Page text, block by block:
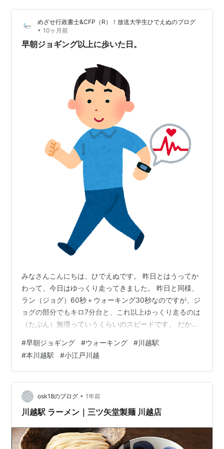
ですが、10:30～21:00までの毎正時になると川越祭囃子
が流れ、人形が出てきます。毎正時になったら足を止め
てみるといいと思います。 クレアモールの入口まで出て
きました。 …
めざせ行政書士&CFP（R）！放送大学生ひでえぬのブログ
• 10ヶ月前
早朝ジョギング以上に歩いた日。
みなさんこんにちは、ひでえぬです。 昨日とはうってか
わって、今日はゆっくり走ってきました。 昨日と同様、
ラン（ジョグ）60秒＋ウォーキング30秒なのですが、ジ
ョグの部分でもキロ7分台と、これ以上ゆっくり走るのは
（たぶん）無理っていうくらいのスピードです。 だから
→オレンジ→赤の順に心拍数が高くなります。 ちなみに
昨日のデータだと、 心拍数が20bpm、ペースがキロ2分
も違います。 当然グラフの色も、 全然違いますね。 こ
んな感じで今日は軽めの練習にしました。 この時点でち
ょうど1万歩くらいだったんですが、午後出かけてきたら
驚いたことに 240…
#早朝ジョギング #ウォーキング #川越駅
#本川越駅 #小江戸川越
osk18のブログ • 1年前
川越駅 ラーメン｜三ツ矢堂製麺 川越店